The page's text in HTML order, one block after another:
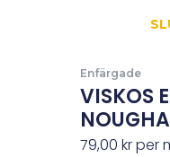
Enfärgade
VISKOS
79,00 krper